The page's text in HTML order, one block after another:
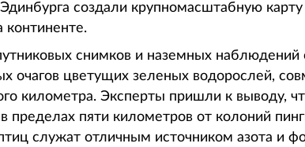
создали крупномасштабную
континенте.
снимков и наземных наблюдений
очагов цветущих зеленых водорослей,
километра. Эксперты пришли к выводу,
пределах пяти километров от колоний
служат отличным источником азота и